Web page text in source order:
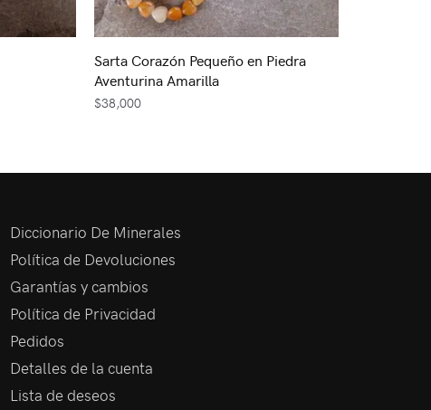
Sarta Corazón Pequeño en Piedra
Aventurina Amarilla
$38,000
Diccionario De Minerales
Política de Devoluciones
Garantías y cambios
Política de Privacidad
Pedidos
Detalles de la cuenta
Lista de deseos